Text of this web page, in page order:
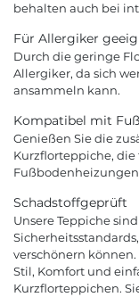
behalten auch bei
Für Allergiker
Durch die geringe
Allergiker, da sich
ansammeln kann.
Kompatibel mit
Genießen Sie die
Kurzflorteppiche,
Schadstoffgeprüft
Unsere Teppiche
verschönern
Stil, Komfort und
Kurzflorteppichen.